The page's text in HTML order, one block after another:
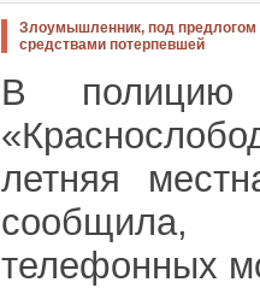
Злоумышленник, под предлогом
средствами потерпевшей
В
летняя
сообщила,
телефонных